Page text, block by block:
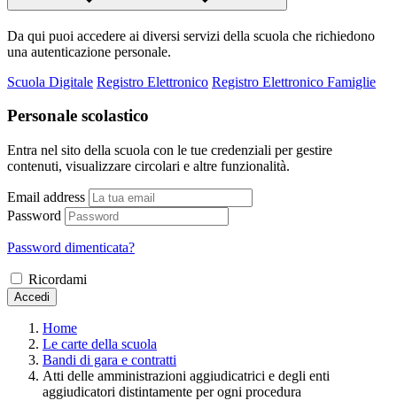
Da qui puoi accedere ai diversi servizi della scuola che richiedono
una autenticazione personale.
Scuola Digitale Registro Elettronico Registro Elettronico Famiglie
Personale scolastico
Entra nel sito della scuola con le tue credenziali per gestire
contenuti, visualizzare circolari e altre funzionalità.
Email address
Password
Password dimenticata?
Ricordami
Accedi
Home
Le carte della scuola
Bandi di gara e contratti
Atti delle amministrazioni aggiudicatrici e degli enti
aggiudicatori distintamente per ogni procedura